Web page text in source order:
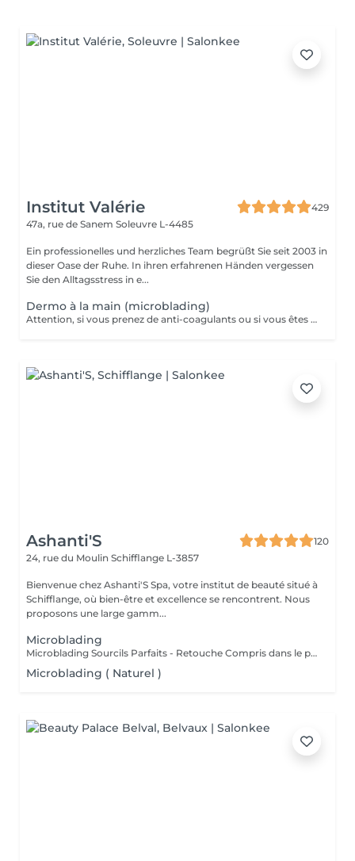
Institut Valérie
429
47a, rue de Sanem Soleuvre L-4485
Ein professionelles und herzliches Team begrüßt Sie seit 2003 in
dieser Oase der Ruhe. In ihren erfahrenen Händen vergessen
Sie den Alltagsstress in e...
Dermo à la main (microblading)
Attention, si vous prenez de anti-coagulants ou si vous êtes diabétiques, veuillez d'abord nous consulter par téléphone avant de prendre rendez-vous!! Redessine vos sourcils avec des pigments naturels qui tiennent entre 10 et 12 mois il est conseillé de le faire uniquement dans les périodes non ensoleillées et 5-6 semaines avant un départ en vacances afin que la tenue soit au maximum!
Ashanti'S
120
24, rue du Moulin Schifflange L-3857
Bienvenue chez Ashanti'S Spa, votre institut de beauté situé à
Schifflange, où bien-être et excellence se rencontrent. Nous
proposons une large gamm...
Microblading
Microblading Sourcils Parfaits - Retouche Compris dans le prix. Un sourcil dessiné avec précision poil à poil, pour un résultat ultra-naturel qui sublime votre regard. Chaque prestation est personnalisée selon la forme de votre visage, votre style et vos envies, pour un effet harmonieux et élégant. Bienfaits : Sourcils pleins et parfaitement dessinés Résultat naturel, comme vos vrais poils Gain de temps au quotidien : fini le maquillage des sourcils Retouche possible pour un effet durable Résultat : un regard sublimé, structuré et naturel, qui attire tous les regards Sur rendez-vous !
Microblading ( Naturel )